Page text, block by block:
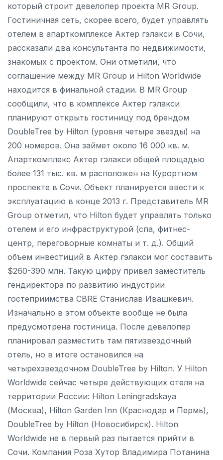
который строит девелопер проекта MR Group.
Гостиничная сеть, скорее всего, будет управлять
отелем в апарткомплексе Актер гэлакси в Сочи,
рассказали два консультанта по недвижимости,
знакомых с проектом. Они отметили, что
соглашение между MR Group и Hilton Worldwide
находится в финальной стадии. В MR Group
сообщили, что в комплексе Актер гэлакси
планируют открыть гостиницу под брендом
DoubleTree by Hilton (уровня четыре звезды) на
200 номеров. Она займет около 16 000 кв. м.
Апарткомплекс Актер гэлакси общей площадью
более 131 тыс. кв. м расположен на Курортном
проспекте в Сочи. Объект планируется ввести к
эксплуатацию в конце 2013 г. Представитель MR
Group отметил, что Hilton будет управлять только
отелем и его инфраструктурой (спа, фитнес-
центр, переговорные комнаты и т. д.). Общий
объем инвестиций в Актер гэлакси мог составить
$260-390 млн. Такую цифру привел заместитель
гендиректора по развитию индустрии
гостеприимства CBRE Станислав Ивашкевич.
Изначально в этом объекте вообще не была
предусмотрена гостиница. После девелопер
планировал разместить там пятизвездочный
отель, но в итоге остановился на
четырехзвездочном DoubleTree by Hilton. У Hilton
Worldwide сейчас четыре действующих отеля на
территории России: Hilton Leningradskaya
(Москва), Hilton Garden Inn (Краснодар и Пермь),
DoubleTree by Hilton (Новосибирск). Hilton
Worldwide не в первый раз пытается прийти в
Сочи. Компания Роза Хутор Владимира Потанина